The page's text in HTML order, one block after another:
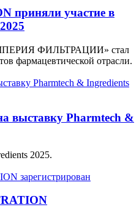
приняли участие в
ФИЛЬТРАЦИИ» стал
фармацевтической отрасли.
выставку Pharmtech &
2025.